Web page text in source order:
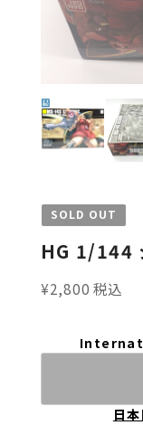
SOLD OUT
HG 1/144
¥2,800 税込
日